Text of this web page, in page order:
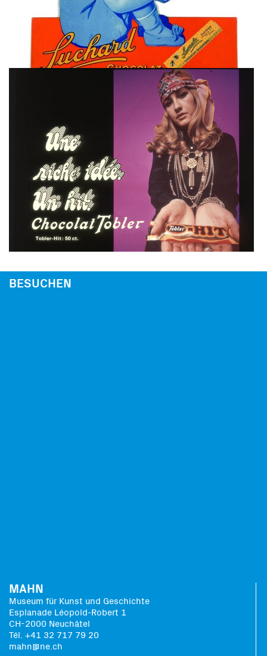
BESUCHEN
MAHN
Museum für Kunst und Geschichte
Esplanade Léopold-Robert 1
CH-2000 Neuchâtel
Tél. +41 32 717 79 20
mahn@ne.ch